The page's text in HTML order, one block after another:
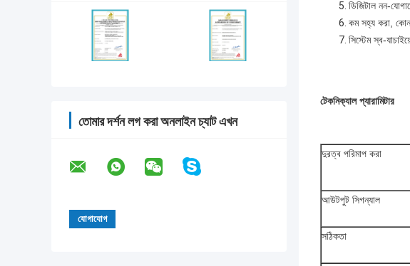
তোমার দর্শন লগ করা অনলাইন চ্যাট এখন
ডিজিটাল নন-
কম সহ্য করা,
সিস্টেম স্ব-
টেকনিক্যাল প্যারামিটার
দুরত্ব পরিমাপ করা
আউটপুট সিগন্যাল
সঠিকতা